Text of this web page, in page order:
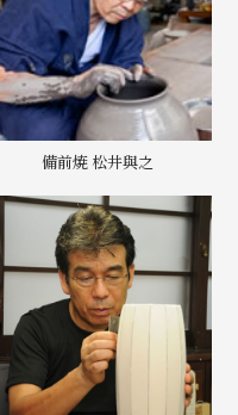
備前焼 松井與之